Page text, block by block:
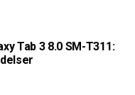
Tab 3 8.0 SM-T311: